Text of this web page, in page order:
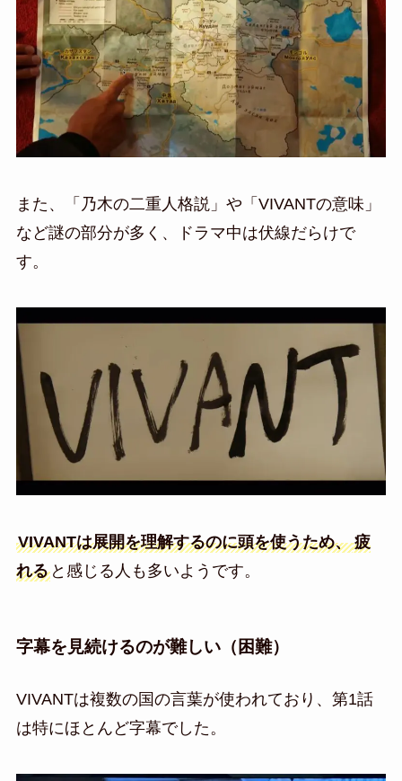
また、「乃木の二重人格説」や「VIVANTの意味」
など謎の部分が多く、ドラマ中は伏線だらけで
す。
VIVANTは展開を理解するのに頭を使うため、 疲
れると感じる人も多いようです。
字幕を見続けるのが難しい（困難）
VIVANTは複数の国の言葉が使われており、第1話
は特にほとんど字幕でした。